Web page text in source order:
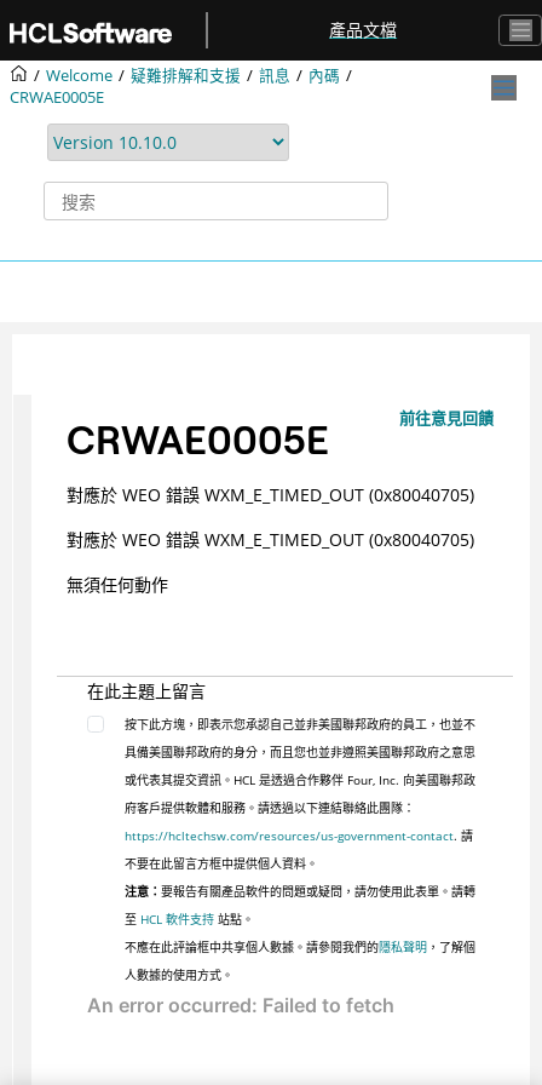
產品文檔
Welcome 疑難排解和支援 訊息
內碼
CRWAE0005E
前往意見回饋
CRWAE0005E
對應於 WEO 錯誤 WXM_E_TIMED_OUT (0x80040705)
對應於 WEO 錯誤 WXM_E_TIMED_OUT (0x80040705)
無須任何動作
在此主題上留言
按下此方塊，即表示您承認自己並非美國聯邦政府的員工，也並不
具備美國聯邦政府的身分，而且您也並非遵照美國聯邦政府之意思
或代表其提交資訊。HCL 是透過合作夥伴 Four, Inc. 向美國聯邦政
府客戶提供軟體和服務。請透過以下連結聯絡此團隊：
https://hcltechsw.com/resources/us-government-contact. 請
不要在此留言方框中提供個人資料。
注意： 要報告有關產品軟件的問題或疑問，請勿使用此表單。請轉
至 HCL 軟件支持站點。
不應在此評論框中共享個人數據。請參閱我們的隱私聲明 ，了解個
人數據的使用方式。